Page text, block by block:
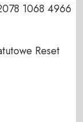
1068 4966
Reset